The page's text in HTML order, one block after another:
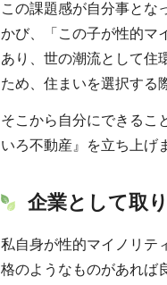
この課題感が自分事とな
かび、「この子が性的マ
あり、世の潮流として住
ため、住まいを選択する
そこから自分にできるこ
いろ不動産』を立ち上げ
企業として取
私自身が性的マイノリテ
格のようなものがあれば